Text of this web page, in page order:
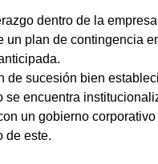
dentro de la
un plan de contingencia
de sucesión bien
se encuentra
un gobierno corporativo
de este.